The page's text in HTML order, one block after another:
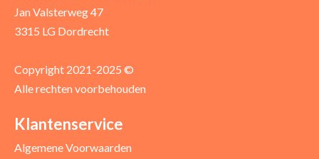
Jan Valsterweg 47
3315 LG Dordrecht
Copyright 2021-2025 ©
Alle rechten voorbehouden
Klantenservice
Algemene Voorwaarden